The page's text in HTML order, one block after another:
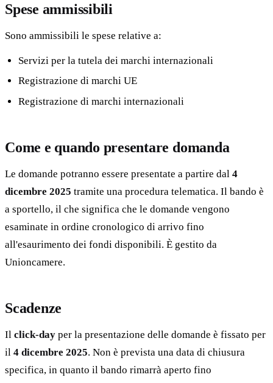
Spese ammissibili
Sono ammissibili le spese relative a:
Servizi per la tutela dei marchi internazionali
Registrazione di marchi UE
Registrazione di marchi internazionali
Come e quando presentare domanda
Le domande potranno essere presentate a partire dal 4
dicembre 2025 tramite una procedura telematica. Il bando è
a sportello, il che significa che le domande vengono
esaminate in ordine cronologico di arrivo fino
all'esaurimento dei fondi disponibili. È gestito da
Unioncamere.
Scadenze
Il click-day per la presentazione delle domande è fissato per
il 4 dicembre 2025. Non è prevista una data di chiusura
specifica, in quanto il bando rimarrà aperto fino